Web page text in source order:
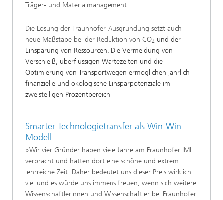
Träger- und Materialmanagement.
Die Lösung der Fraunhofer-Ausgründung setzt auch
neue Maßstäbe bei der Reduktion von CO2 und der
Einsparung von Ressourcen. Die Vermeidung von
Verschleiß, überflüssigen Wartezeiten und die
Optimierung von Transportwegen ermöglichen jährlich
finanzielle und ökologische Einsparpotenziale im
zweistelligen Prozentbereich.
Smarter Technologietransfer als Win-Win-
Modell
»Wir vier Gründer haben viele Jahre am Fraunhofer IML
verbracht und hatten dort eine schöne und extrem
lehrreiche Zeit. Daher bedeutet uns dieser Preis wirklich
viel und es würde uns immens freuen, wenn sich weitere
Wissenschaftlerinnen und Wissenschaftler bei Fraunhofer